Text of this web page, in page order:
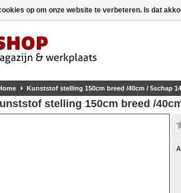
Kunststof stelling 150cm breed /40cm / 5schap
stelling 150cm breed /
op om onze website te verbeteren. Is dat